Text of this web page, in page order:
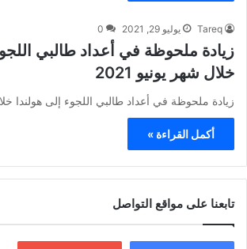
Tareq يوليو 29, 2021 0
زيادة ملحوظة في أعداد طالبي
خلال شهر يونيو 2021
زيادة ملحوظة في أعداد طالبي اللجوء إلى هولندا خلال
أكمل القراءة »
تابعنا على مواقع التواصل